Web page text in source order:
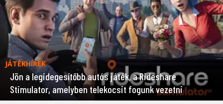
JÁTÉKHÍREK
Jön a legidegesítőbb autós játék, a Rideshare
Stimulator, amelyben telekocsit fogunk vezetni